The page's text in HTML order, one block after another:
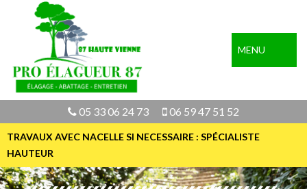
MENU
05 33 06 24 73 06 59 47 51 52
TRAVAUX AVEC NACELLE SI NECESSAIRE : SPÉCIALISTE
HAUTEUR